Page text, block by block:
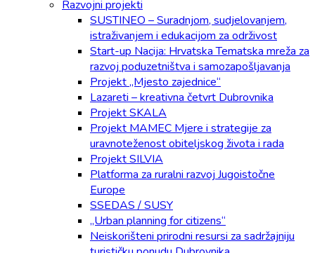
Razvojni projekti
SUSTINEO – Suradnjom, sudjelovanjem,
istraživanjem i edukacijom za održivost
Start-up Nacija: Hrvatska Tematska mreža za
razvoj poduzetništva i samozapošljavanja
Projekt „Mjesto zajednice“
Lazareti – kreativna četvrt Dubrovnika
Projekt SKALA
Projekt MAMEC Mjere i strategije za
uravnoteženost obiteljskog života i rada
Projekt SILVIA
Platforma za ruralni razvoj Jugoistočne
Europe
SSEDAS / SUSY
„Urban planning for citizens“
Neiskorišteni prirodni resursi za sadržajniju